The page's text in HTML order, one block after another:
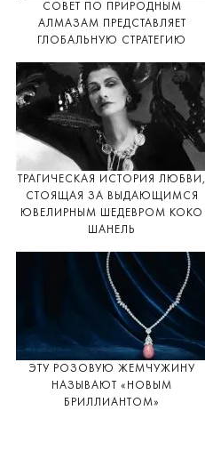
СОВЕТ ПО ПРИРОДНЫМ
АЛМАЗАМ ПРЕДСТАВЛЯЕТ
ГЛОБАЛЬНУЮ СТРАТЕГИЮ
ТРАГИЧЕСКАЯ ИСТОРИЯ ЛЮБВИ,
СТОЯЩАЯ ЗА ВЫДАЮЩИМСЯ
ЮВЕЛИРНЫМ ШЕДЕВРОМ КОКО
ШАНЕЛЬ
ЭТУ РОЗОВУЮ ЖЕМЧУЖИНУ
НАЗЫВАЮТ «НОВЫМ
БРИЛЛИАНТОМ»